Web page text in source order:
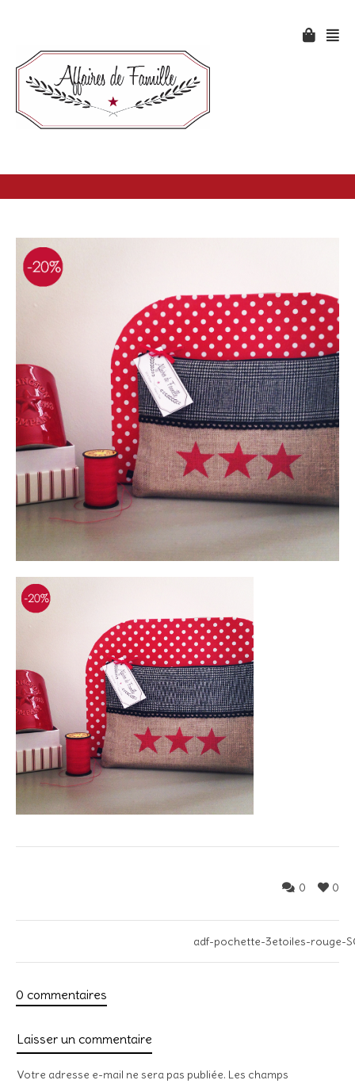
0
0
adf-pochette-3etoiles-rouge-
0 commentaires
Laisser un commentaire
Votre adresse e-mail ne sera pas publiée. Les champs